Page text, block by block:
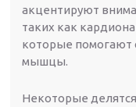
акцентируют
таких как
которые помогают
мышцы.
Некоторые